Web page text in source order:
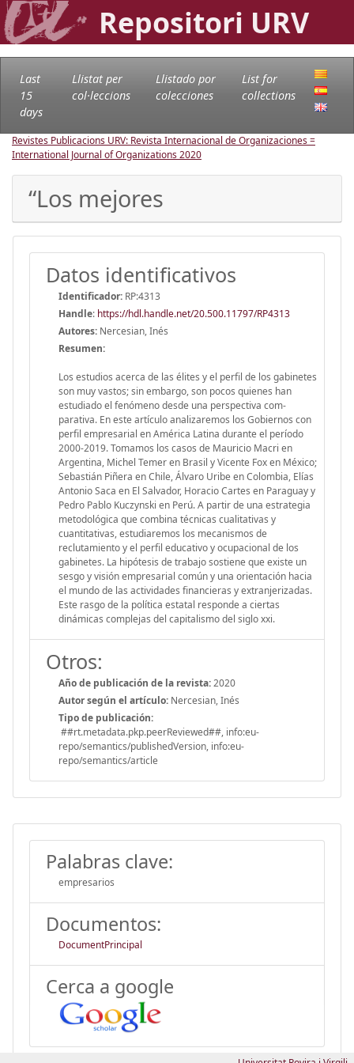
Repositori URV
Last
15
days
Llistat per
col·leccions
Llistado por
colecciones
List for
collections
Revistes Publicacions URV: Revista Internacional de Organizaciones =
International Journal of Organizations2020
“Los mejores
Datos identificativos
Identificador: RP:4313
Handle: https://hdl.handle.net/20.500.11797/RP4313
Autores: Nercesian, Inés
Resumen:
Los estudios acerca de las élites y el perfil de los gabinetes
son muy vastos; sin embargo, son pocos quienes han
estudiado el fenómeno desde una perspectiva com-
parativa. En este artículo analizaremos los Gobiernos con
perfil empresarial en América Latina durante el período
2000-2019. Tomamos los casos de Mauricio Macri en
Argentina, Michel Temer en Brasil y Vicente Fox en México;
Sebastián Piñera en Chile, Álvaro Uribe en Colombia, Elías
Antonio Saca en El Salvador, Horacio Cartes en Paraguay y
Pedro Pablo Kuczynski en Perú. A partir de una estrategia
metodológica que combina técnicas cualitativas y
cuantitativas, estudiaremos los mecanismos de
reclutamiento y el perfil educativo y ocupacional de los
gabinetes. La hipótesis de trabajo sostiene que existe un
sesgo y visión empresarial común y una orientación hacia
el mundo de las actividades financieras y extranjerizadas.
Este rasgo de la política estatal responde a ciertas
dinámicas complejas del capitalismo del siglo xxi.
Otros:
Año de publicación de la revista:2020
Autor según el artículo: Nercesian, Inés
Tipo de publicación:
##rt.metadata.pkp.peerReviewed##, info:eu-
repo/semantics/publishedVersion, info:eu-
repo/semantics/article
Palabras clave:
empresarios
Documentos:
DocumentPrincipal
Cerca a google